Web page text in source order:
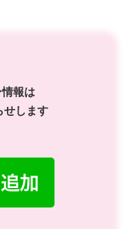
報は
せします